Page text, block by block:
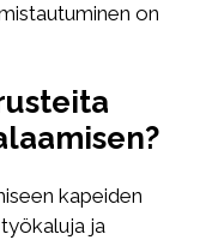
on
kapeiden
ja